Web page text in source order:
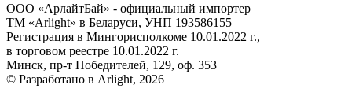
ООО «АрлайтБай» - официальный импортер
ТМ «Arlight» в Беларуси, УНП 193586155
Регистрация в Мингорисполкоме 10.01.2022 г.,
в торговом реестре 10.01.2022 г.
Минск, пр-т Победителей, 129, оф. 353
© Разработано в Arlight, 2026